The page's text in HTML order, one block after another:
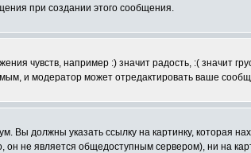
при создании этого сообщения.
чувств, например :) значит радость, :( значит
и модератор может отредактировать ваше
Вы должны указать ссылку на картинку, которая
не является общедоступным сервером), ни на